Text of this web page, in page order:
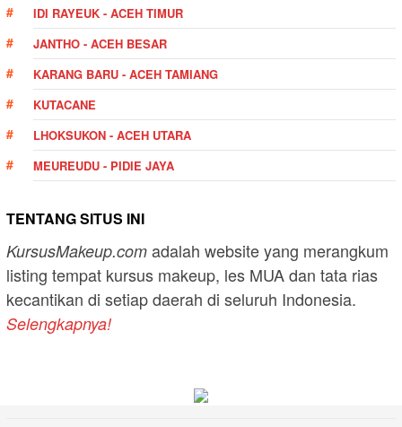
IDI RAYEUK - ACEH TIMUR
JANTHO - ACEH BESAR
KARANG BARU - ACEH TAMIANG
KUTACANE
LHOKSUKON - ACEH UTARA
MEUREUDU - PIDIE JAYA
TENTANG SITUS INI
KursusMakeup.com adalah website yang merangkum
listing tempat kursus makeup, les MUA dan tata rias
kecantikan di setiap daerah di seluruh Indonesia.
Selengkapnya!